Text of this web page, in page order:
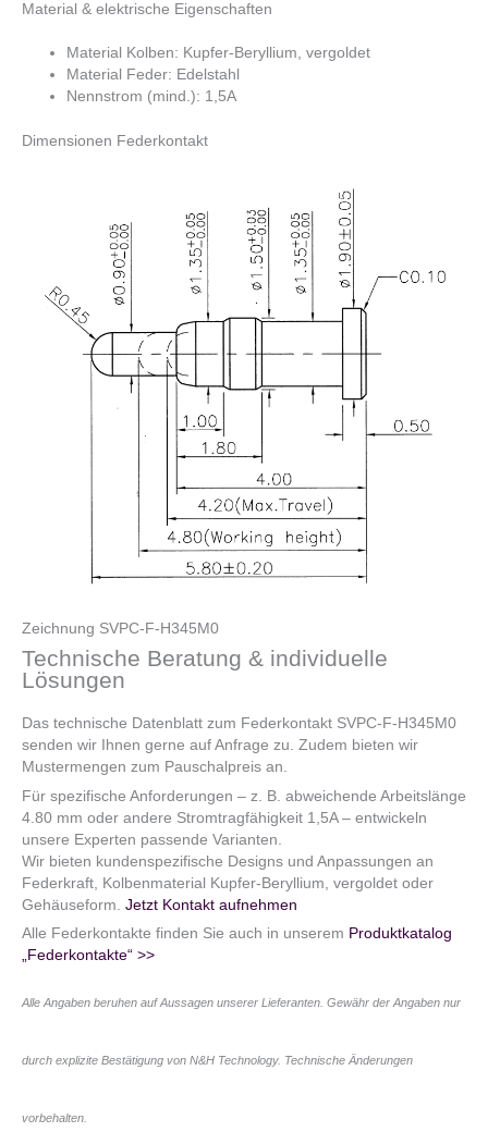
Material & elektrische Eigenschaften
Material Kolben: Kupfer-Beryllium, vergoldet
Material Feder: Edelstahl
Nennstrom (mind.): 1,5A
Dimensionen Federkontakt
Zeichnung SVPC-F-H345M0
Technische Beratung & individuelle
Lösungen
Das technische Datenblatt zum Federkontakt SVPC-F-H345M0
senden wir Ihnen gerne auf Anfrage zu. Zudem bieten wir
Mustermengen zum Pauschalpreis an.
Für spezifische Anforderungen – z. B. abweichende Arbeitslänge
4.80 mm oder andere Stromtragfähigkeit 1,5A – entwickeln
unsere Experten passende Varianten.
Wir bieten kundenspezifische Designs und Anpassungen an
Federkraft, Kolbenmaterial Kupfer-Beryllium, vergoldet oder
Gehäuseform. Jetzt Kontakt aufnehmen
Alle Federkontakte finden Sie auch in unserem Produktkatalog
„Federkontakte“ >>
Alle Angaben beruhen auf Aussagen unserer Lieferanten. Gewähr der Angaben nur
durch explizite Bestätigung von N&H Technology. Technische Änderungen
vorbehalten.